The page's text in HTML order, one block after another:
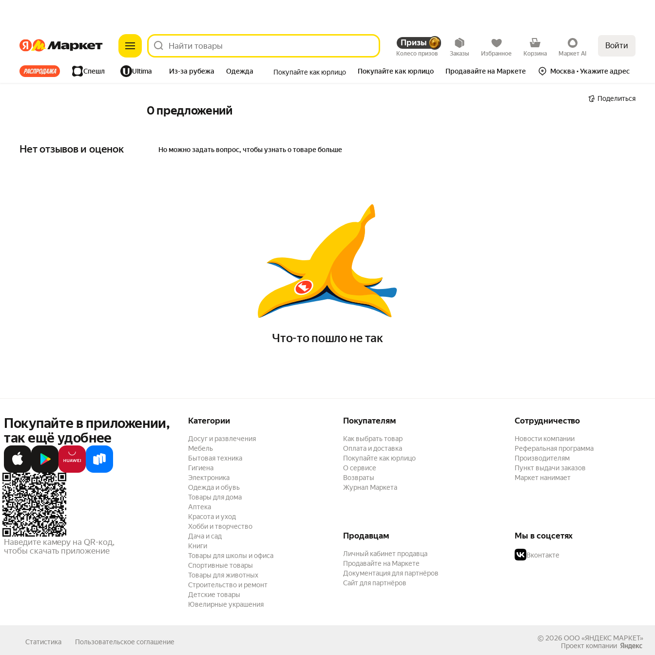
ЯндексЯндекс Призы
Колесо призов Заказы Избранное Корзина Маркет AI
Войти
Все хиты Спешл Ultima Из-за рубежа Одежда Покупайте как юрлицо Покупайте как юрлицо Продавайте на Маркете Москва • Укажите адрес
Поделиться
0 предложений
Нет отзывов и оценок Но можно задать вопрос, чтобы узнать о товаре больше
Что-то пошло не так
Покупайте в приложении,
так ещё удобнее
Наведите камеру на QR-код,
чтобы скачать приложение
Категории
Досуг и развлечения
Мебель
Бытовая техника
Гигиена
Электроника
Одежда и обувь
Товары для дома
Аптека
Красота и уход
Хобби и творчество
Дача и сад
Книги
Товары для школы и офиса
Спортивные товары
Товары для животных
Строительство и ремонт
Детские товары
Ювелирные украшения
Покупателям
Как выбрать товар
Оплата и доставка
Покупайте как юрлицо
О сервисе
Возвраты
Журнал Маркета
Сотрудничество
Новости компании
Реферальная программа
Производителям
Пункт выдачи заказов
Маркет нанимает
Продавцам
Личный кабинет продавца
Продавайте на Маркете
Документация для партнёров
Сайт для партнёров
Мы в соцсетях
Вконтакте
Статистика Пользовательское соглашение © 2026 ООО «ЯНДЕКС МАРКЕТ»
Проект компании